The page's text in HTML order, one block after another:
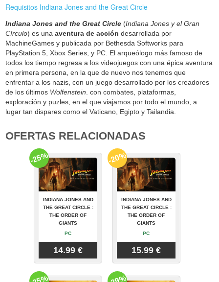
Requisitos Indiana Jones and the Great Circle
Indiana Jones and the Great Circle (Indiana Jones y el Gran
Círculo) es unaaventura de acción desarrollada por
MachineGames y publicada por Bethesda Softworks para
PlayStation 5, Xbox Series, y PC. El arqueólogo más famoso de
todos los tiempo regresa a los videojuegos con una épica aventura
en primera persona, en la que de nuevo nos tenemos que
enfrentar a los nazis, con un juego desarrollado por los creadores
de los últimos Wolfenstein . con combates, plataformas,
exploración y puzles, en el que viajamos por todo el mundo, a
lugar tan dispares como el Vaticano, Egipto y Tailandia.
OFERTAS RELACIONADAS
INDIANA JONES AND
THE GREAT CIRCLE :
THE ORDER OF
GIANTS
PC
14.99 €
-25%
INDIANA JONES AND
THE GREAT CIRCLE :
THE ORDER OF
GIANTS
PC
15.99 €
-20%